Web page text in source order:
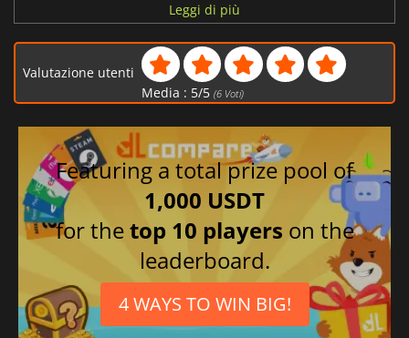
Coreano
Leggi di più
Valutazione utenti
Media : 5/5 (6Voti)
Featuring a total prize pool of
1,000 USDT
for thetop 10 players on the
leaderboard.
4 WAYS TO WIN BIG!